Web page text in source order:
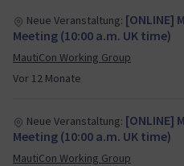
Vor 12 Monate
Neue Veranstaltung: [ONLINE]
Meeting (10:00 a.m. UK time)
MautiCon Working Group
Neue Veranstaltung: [ONLINE]
Meeting (10:00 a.m. UK time)
MautiCon Working Group